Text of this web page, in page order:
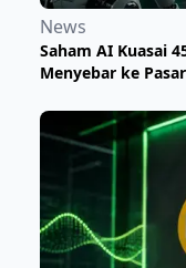
News
Saham AI Kuasai
Menyebar ke